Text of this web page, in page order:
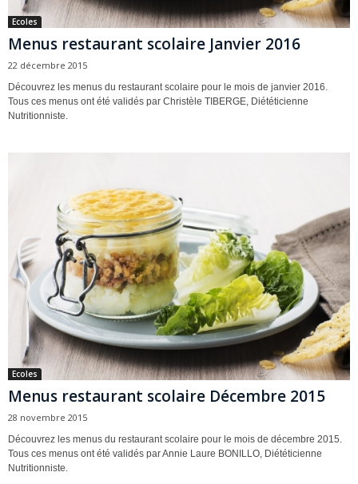
Ecoles
Menus restaurant scolaire Janvier 2016
22 décembre 2015
Découvrez les menus du restaurant scolaire pour le mois de janvier 2016.
Tous ces menus ont été validés par Christèle TIBERGE, Diététicienne
Nutritionniste.
Ecoles
Menus restaurant scolaire Décembre 2015
28 novembre 2015
Découvrez les menus du restaurant scolaire pour le mois de décembre 2015.
Tous ces menus ont été validés par Annie Laure BONILLO, Diététicienne
Nutritionniste.